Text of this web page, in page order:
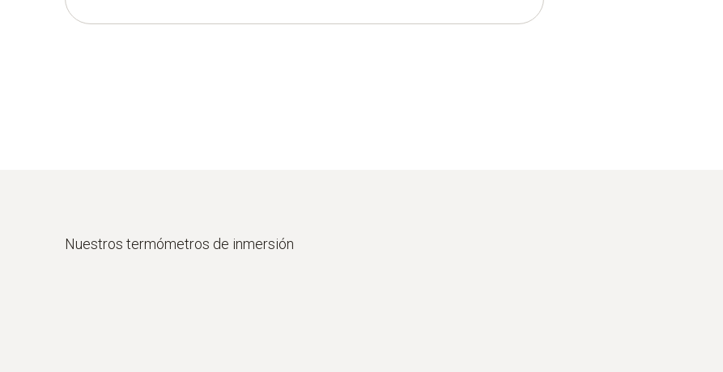
Nuestros termómetros de inmersión